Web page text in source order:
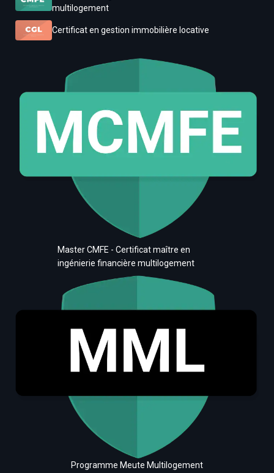
multilogement
Certificat en gestion immobilière locative
Master CMFE - Certificat maître en
ingénierie financière multilogement
Programme Meute Multilogement